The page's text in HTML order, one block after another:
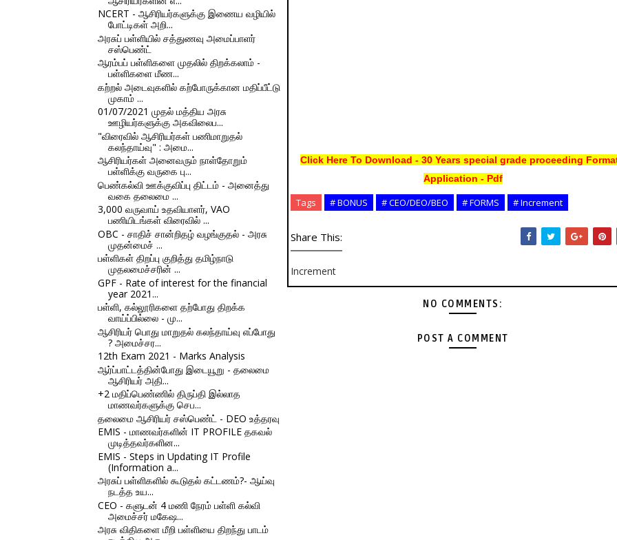
NCERT - ஆசிரியர்களுக்கு இணைய வழியில்
போட்டிகள் அறி...
அரசுப் பள்ளியில் சத்துணவு அமைப்பாளர்
சஸ்பெண்ட்
ஆரம்பப் பள்ளிகளை முதலில் திறக்கலாம் -
பள்ளிகளை மீண...
கற்றல் அடைவுகளில் கற்போருக்கான மதிப்பீட்டு
முகாம் ...
01/07/2021 முதல் மத்திய அரசு
ஊழியர்களுக்கு அகவிலைப...
"விரைவில் ஆசிரியர்கள் பணிமாறுதல்
கலந்தாய்வு" : அமை...
ஆசிரியர்கள் அனைவரும் நாள்தோறும்
பள்ளிக்கு வருகை பு...
பெண்கல்வி ஊக்குவிப்பு திட்டம் - அனைத்து
வகை தலைமை ...
3,000 வருவாய் உதவியாளர், VAO
பணியிடங்கள் விரைவில் ...
OBC - சாதிச் சான்றிதழ் வழங்குதல் - அரசு
முதன்மைச் ...
பள்ளிகள் திறப்பு குறித்து தமிழ்நாடு
முதலமைச்சரின் ...
GPF - Rate of interest for the financial
year 2021...
பள்ளி, கல்லூரிகளை தற்போது திறக்க
வாய்ப்பில்லை - மு...
ஆசிரியர் பொது மாறுதல் கலந்தாய்வு எப்போது
? அமைச்சர...
12th Exam 2021 - Marks Analysis
ஆர்ப்பாட்டத்தின்போது இடையூறு - தலைமை
ஆசிரியர் அதி...
+2 மதிப்பெண்ணில் திருப்தி இல்லாத
மாணவர்களுக்கு செப...
தலைமை ஆசிரியர் சஸ்பெண்ட் - DEO உத்தரவு
EMIS - மாணவர்களின் IT PROFILE தகவல்
முடித்தவர்களின...
EMIS - Steps in Updating IT Profile
(Information a...
அரசுப் பள்ளிகளில் கூடுதல் கட்டணம்?- ஆய்வு
நடத்த உய...
CEO - களுடன் 4 மணி நேரம் பள்ளி கல்வி
அமைச்சர் மகேஷ...
அரசு விதிகளை மீறி பள்ளியை திறந்து பாடம்
Click Here To Download - 30 Years special grade proceeding
Application - Pdf
Tags # BONUS # CEO/DEO/BEO # FORMS # Increment
Share This:
Increment
NO COMMENTS:
POST A COMMENT